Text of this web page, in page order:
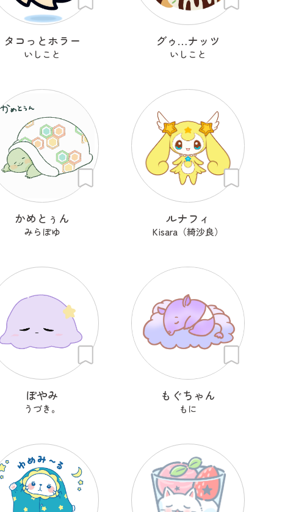
タコっとホラー
いしこと
グゥ…ナッツ
いしこと
かめとぅん
みらぽゆ
ルナフィ
Kisara（綺沙良）
ぽやみ
うづき。
もぐちゃん
もに